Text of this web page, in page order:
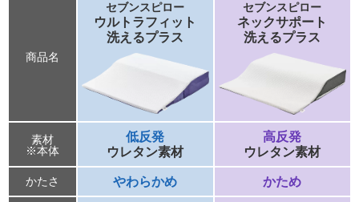
商品名
セブンスピロー
ウルトラフィット
洗えるプラス
セブンスピロー
ネックサポート
洗えるプラス
素材
※本体
低反発
ウレタン素材
高反発
ウレタン素材
かたさ やわらかめ かため